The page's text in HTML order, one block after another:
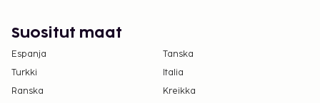
Asiakkaat voivat järjestää lemmikkiensä
majoituksen ottamalla yhteyttä suoraan
majoituspaikkaan käyttämällä
varausvahvistuksessa olevia yhteystietoja
Suositut maat
Espanja
Tanska
Turkki
Italia
Ranska
Kreikka